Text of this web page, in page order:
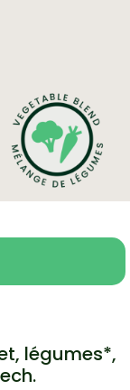
légumes*,